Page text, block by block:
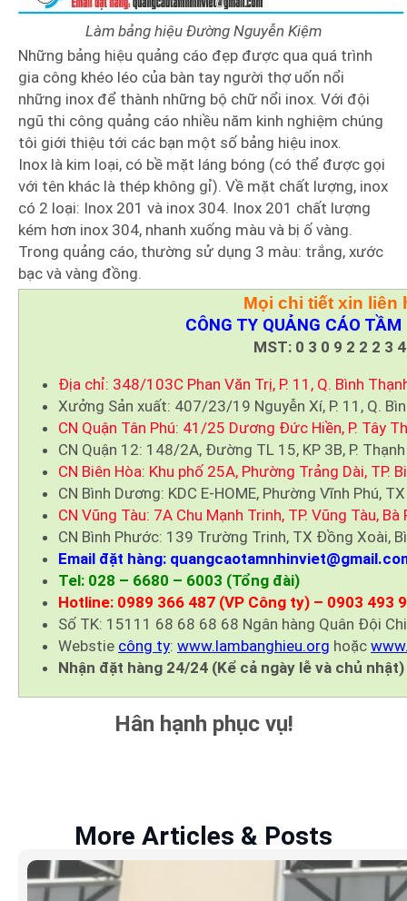
Làm bảng hiệu Đường Nguyễn Kiệm
Những bảng hiệu quảng cáo đẹp được qua quá trình
gia công khéo léo của bàn tay người thợ uốn nổi
những inox để thành những bộ chữ nổi inox. Với đội
ngũ thi công quảng cáo nhiều năm kinh nghiệm chúng
tôi giới thiệu tới các bạn một số bảng hiệu inox.
Inox là kim loại, có bề mặt láng bóng (có thể được gọi
với tên khác là thép không gỉ). Về mặt chất lượng, inox
có 2 loại: Inox 201 và inox 304. Inox 201 chất lượng
kém hơn inox 304, nhanh xuống màu và bị ố vàng.
Trong quảng cáo, thường sử dụng 3 màu: trắng, xước
bạc và vàng đồng.
Mọi chi tiết xin liên
CÔNG TY QUẢNG CÁO
MST: 0 3 0 9 2 2 2 3
Địa chỉ: 348/103C Phan Văn Trị, P. 11, Q. Bình
Xưởng Sản xuất: 407/23/19 Nguyễn Xí, P. 11, Q.
CN Quận Tân Phú: 41/25 Dương Đức Hiền, P. Tây
CN Quận 12: 148/2A, Đường TL 15, KP 3B, P.
CN Biên Hòa: Khu phố 25A, Phường Trảng Dài, TP.
CN Bình Dương: KDC E-HOME, Phường Vĩnh Phú,
CN Vũng Tàu: 7A Chu Mạnh Trinh, TP. Vũng Tàu, Bà
CN Bình Phước: 139 Trường Trinh, TX Đồng Xoài,
Email đặt hàng:
Tel: 028 – 6680 – 6003 (Tổng đài)
Hotline: 0989 366 487 (VP Công ty) – 0903 493
Số TK: 15111 68 68 68 68 Ngân hàng Quân Đội
Webstie công ty: www.lambanghieu.org hoặc
Nhận đặt hàng 24/24 (Kể cả ngày lễ và chủ nhật)
Hân hạnh phục vụ!
More Articles & Posts